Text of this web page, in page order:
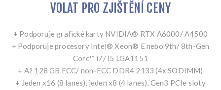
VOLAT PRO ZJIŠTĚNÍ CENY
+ Podporuje grafické karty NVIDIA® RTX A6000/ A4500
+ Podporuje procesory Intel® Xeon® E nebo 9th/ 8th-Gen
Core™ i7/ i5 LGA1151
+ Až 128 GB ECC/ non-ECC DDR4 2133 (4x SODIMM)
+ Jeden x16 (8 lanes), jeden x8 (4 lanes), Gen3 PCIe sloty